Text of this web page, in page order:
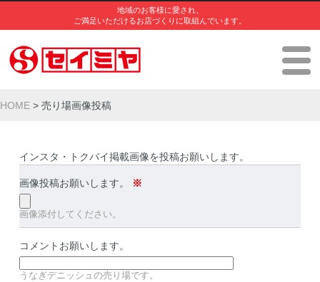
地域のお客様に愛され、
ご満足いただけるお店づくりに取組んでいます。
HOME > 売り場画像投稿
インスタ・トクバイ掲載画像を投稿お願いします。
画像投稿お願いします。 ※
画像添付してください。
コメントお願いします。
うなぎデニッシュの売り場です。